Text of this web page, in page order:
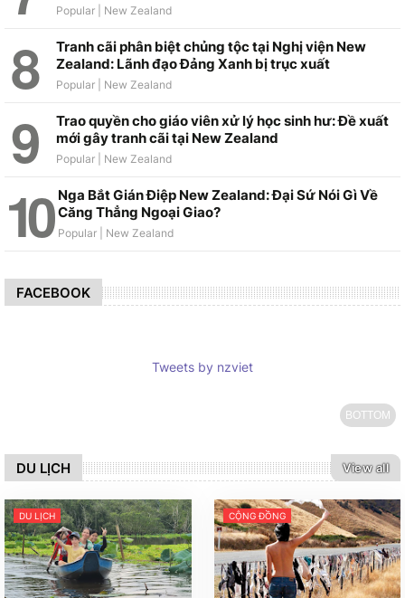
Tranh cãi phân biệt chủng tộc tại Nghị viện New
Zealand: Lãnh đạo Đảng Xanh bị trục xuất
Trao quyền cho giáo viên xử lý học sinh hư: Đề xuất
mới gây tranh cãi tại New Zealand
Nga Bắt Gián Điệp New Zealand: Đại Sứ Nói Gì Về
Căng Thẳng Ngoại Giao?
FACEBOOK
Tweets by nzviet
BOTTOM
DU LỊCH View all
DU LỊCH CỘNG ĐỒNG